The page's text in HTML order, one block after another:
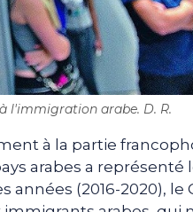
l'immigration arabe. D. R.
à la partie
arabes a représenté
(2016-2020), le